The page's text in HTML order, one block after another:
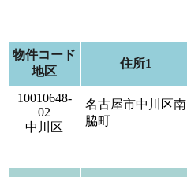
物件コード
地区
住所1
10010648-
02
中川区
名古屋市中川区南
脇町